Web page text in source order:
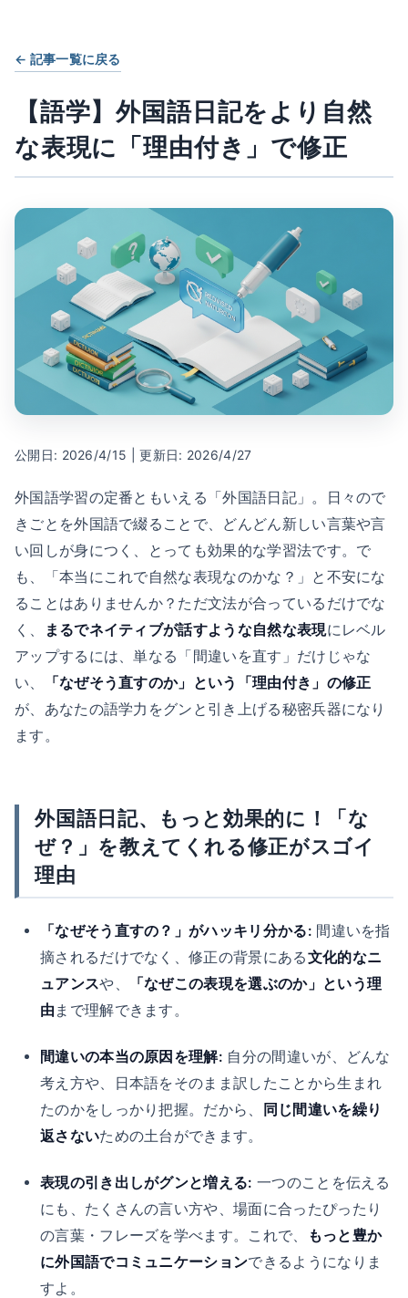
← 記事一覧に戻る
【語学】外国語日記をより自然
な表現に「理由付き」で修正
公開日: 2026/4/15 | 更新日: 2026/4/27
外国語学習の定番ともいえる「外国語日記」。日々ので
きごとを外国語で綴ることで、どんどん新しい言葉や言
い回しが身につく、とっても効果的な学習法です。で
も、「本当にこれで自然な表現なのかな？」と不安にな
ることはありませんか？ただ文法が合っているだけでな
く、
まるでネイティブが話すような自然な表現にレベル
アップするには、単なる「間違いを直す」だけじゃな
い、
「なぜそう直すのか」という「理由付き」の修正
が、あなたの語学力をグンと引き上げる秘密兵器になり
ます。
外国語日記、もっと効果的に！「な
ぜ？」を教えてくれる修正がスゴイ
理由
「なぜそう直すの？」がハッキリ分かる: 間違いを指
摘されるだけでなく、修正の背景にある文化的なニ
ュアンスや、
「なぜこの表現を選ぶのか」という理
由 まで理解できます。
間違いの本当の原因を理解: 自分の間違いが、どんな
考え方や、日本語をそのまま訳したことから生まれ
たのかをしっかり把握。だから、
同じ間違いを繰り
返さないための土台ができます。
表現の引き出しがグンと増える: 一つのことを伝える
にも、たくさんの言い方や、場面に合ったぴったり
の言葉・フレーズを学べます。これで、
もっと豊か
に外国語でコミュニケーションできるようになりま
すよ。